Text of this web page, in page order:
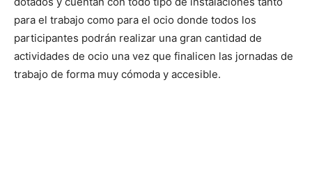
para el trabajo como para el ocio donde todos los
participantes podrán realizar una gran cantidad de
actividades de ocio una vez que finalicen las jornadas de
trabajo de forma muy cómoda y accesible.